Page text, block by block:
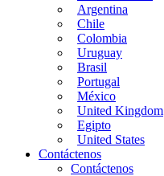
Argentina
Chile
Colombia
Uruguay
Brasil
Portugal
México
United Kingdom
Egipto
United States
Contáctenos
Contáctenos